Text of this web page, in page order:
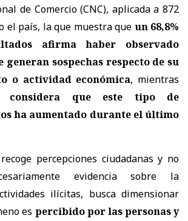
de Comercio (CNC), aplicada a 872
el país, la que muestra que un 68,8%
afirma haber observado
generan sospechas respecto de su
o actividad económica, mientras
considera que este tipo de
ha aumentado durante el último
percepciones ciudadanas y no
evidencia sobre la
ilícitas, busca dimensionar
es percibido por las personas y